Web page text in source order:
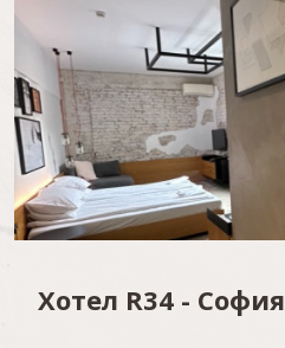
Хотел R34 - София